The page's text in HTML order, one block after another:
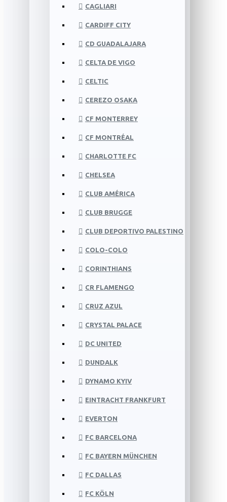
CAGLIARI
CARDIFF CITY
CD GUADALAJARA
CELTA DE VIGO
CELTIC
CEREZO OSAKA
CF MONTERREY
CF MONTRÉAL
CHARLOTTE FC
CHELSEA
CLUB AMÉRICA
CLUB BRUGGE
CLUB DEPORTIVO PALESTINO
COLO-COLO
CORINTHIANS
CR FLAMENGO
CRUZ AZUL
CRYSTAL PALACE
DC UNITED
DUNDALK
DYNAMO KYIV
EINTRACHT FRANKFURT
EVERTON
FC BARCELONA
FC BAYERN MÜNCHEN
FC DALLAS
FC KÖLN